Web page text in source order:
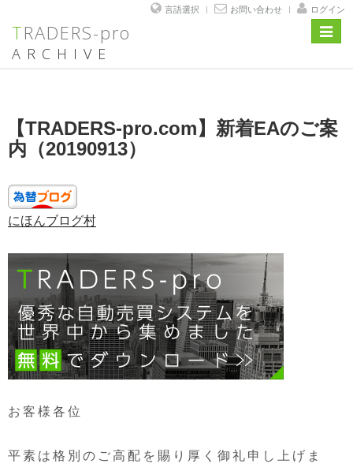
TRADERS-pro
ARCHIVE
言語選択 お問い合わせ ログイン
ツ
へ
キ
ッ
プ
日:
【TRADERS-pro.com】新着EAのご案
内（20190913）
にほんブログ村
お客様各位
平素は格別のご高配を賜り厚く御礼申し上げま